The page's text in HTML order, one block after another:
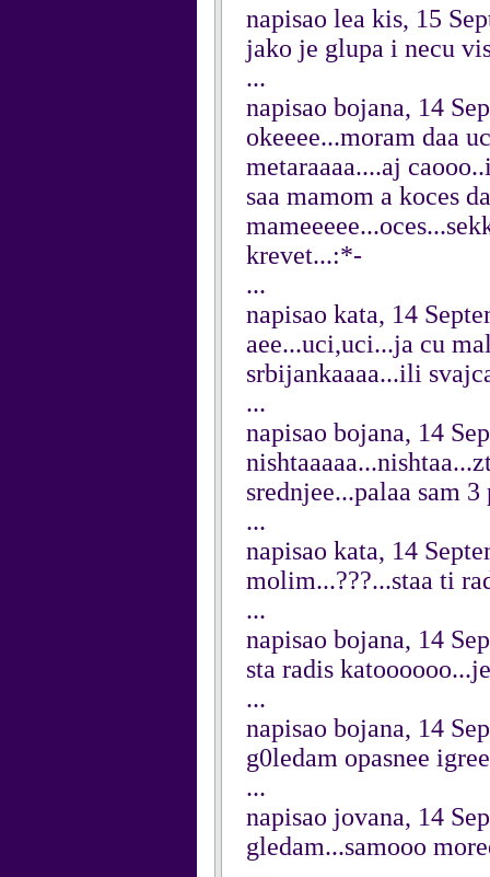
napisao lea kis, 15
jako je glupa i necu
...
napisao bojana, 14
okeeee...moram daa
metaraaaa....aj
saa mamom a koces
krevet...:*-
...
napisao kata, 14
aee...uci,uci...ja cu
srbijankaaaa...ili
...
napisao bojana, 14
srednjee...palaa sam
...
napisao kata, 14
molim...???...staa ti
...
napisao bojana, 14
sta radis
...
napisao bojana, 14
g0ledam opasnee
...
napisao jovana, 14
gledam...samooo